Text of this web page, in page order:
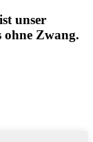
unser
ohne Zwang.